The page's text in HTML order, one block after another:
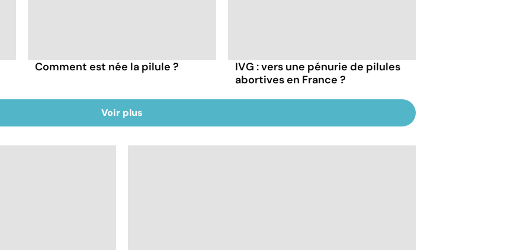
Comment est née la pilule ?
IVG : vers une pénurie de pilules
abortives en France ?
Voir plus